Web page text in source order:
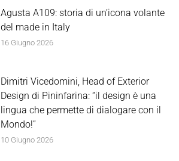
Agusta A109: storia di un’icona volante
del made in Italy
16 Giugno 2026
Dimitri Vicedomini, Head of Exterior
Design di Pininfarina: “il design è una
lingua che permette di dialogare con il
Mondo!”
10 Giugno 2026